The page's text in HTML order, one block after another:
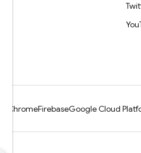
ChromeFirebaseGoogle Cloud